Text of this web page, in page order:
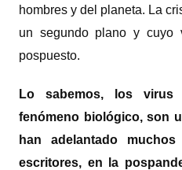
hombres y del planeta. La
un segundo plano y cuyo
pospuesto.
Lo sabemos, los
fenómeno biológico, son
han adelantado
escritores, en la